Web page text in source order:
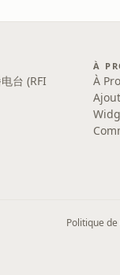
台 (RFI
À
À
Politique